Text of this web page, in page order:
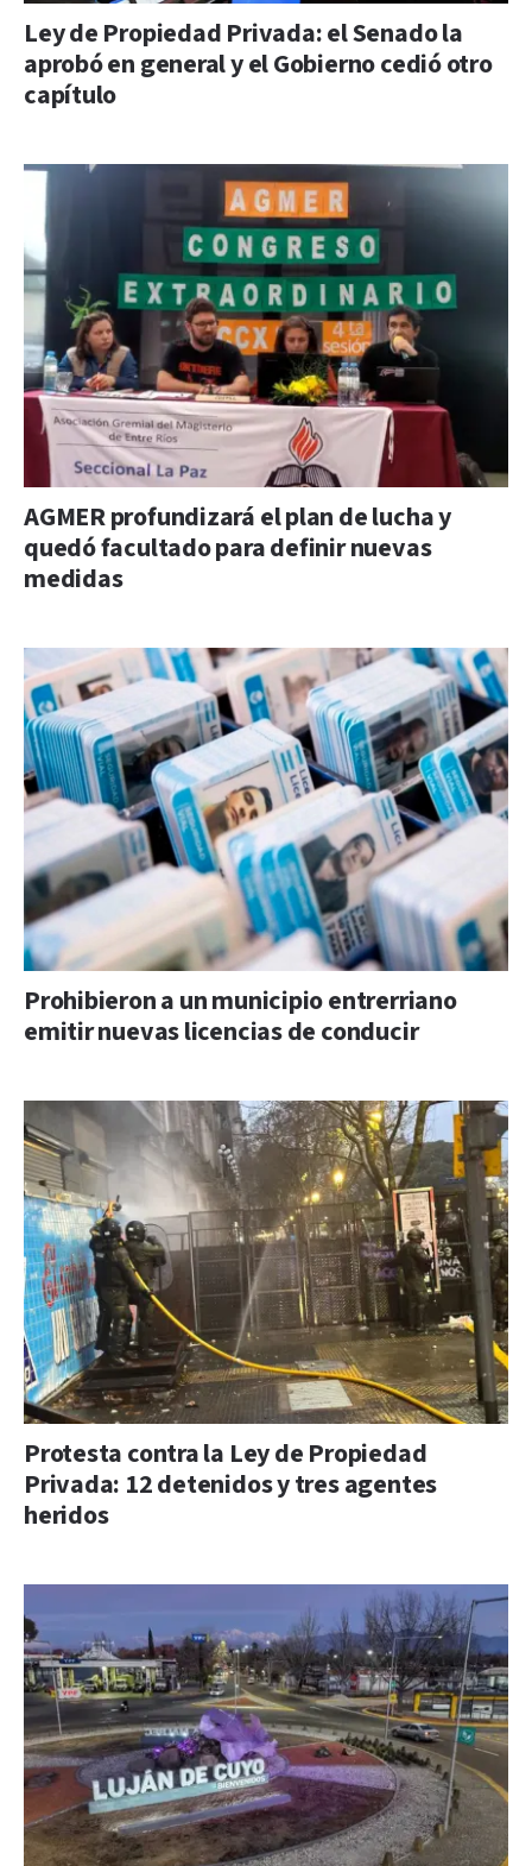
Ley de Propiedad Privada: el Senado la
aprobó en general y el Gobierno cedió otro
capítulo
AGMER profundizará el plan de lucha y
quedó facultado para definir nuevas
medidas
Prohibieron a un municipio entrerriano
emitir nuevas licencias de conducir
Protesta contra la Ley de Propiedad
Privada: 12 detenidos y tres agentes
heridos